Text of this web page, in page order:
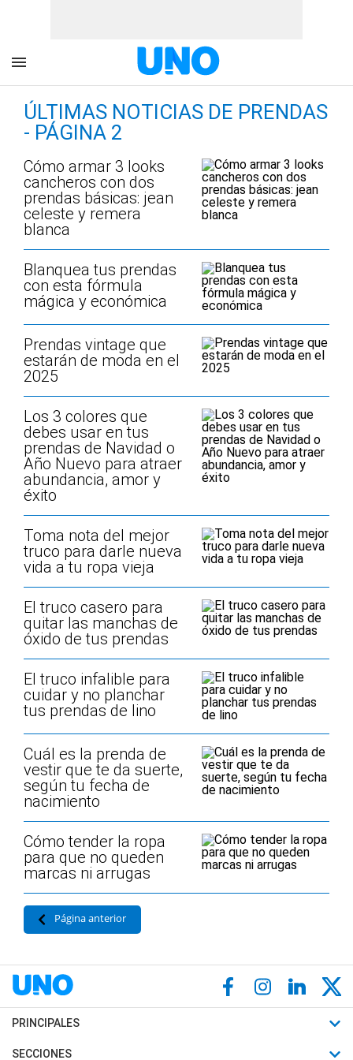
ÚLTIMAS NOTICIAS DE PRENDAS
- PÁGINA 2
Cómo armar 3 looks
cancheros con dos
prendas básicas: jean
celeste y remera
blanca
Blanquea tus prendas
con esta fórmula
mágica y económica
Prendas vintage que
estarán de moda en el
2025
Los 3 colores que
debes usar en tus
prendas de Navidad o
Año Nuevo para atraer
abundancia, amor y
éxito
Toma nota del mejor
truco para darle nueva
vida a tu ropa vieja
El truco casero para
quitar las manchas de
óxido de tus prendas
El truco infalible para
cuidar y no planchar
tus prendas de lino
Cuál es la prenda de
vestir que te da suerte,
según tu fecha de
nacimiento
Cómo tender la ropa
para que no queden
marcas ni arrugas
Página anterior
PRINCIPALES
Últimas Noticias
SECCIONES